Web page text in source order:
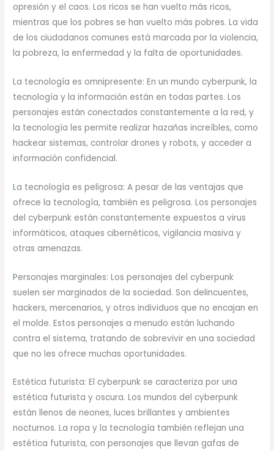
opresión y el caos. Los ricos se han vuelto más ricos,
mientras que los pobres se han vuelto más pobres. La vida
de los ciudadanos comunes está marcada por la violencia,
la pobreza, la enfermedad y la falta de oportunidades.
La tecnología es omnipresente: En un mundo cyberpunk, la
tecnología y la información están en todas partes. Los
personajes están conectados constantemente a la red, y
la tecnología les permite realizar hazañas increíbles, como
hackear sistemas, controlar drones y robots, y acceder a
información confidencial.
La tecnología es peligrosa: A pesar de las ventajas que
ofrece la tecnología, también es peligrosa. Los personajes
del cyberpunk están constantemente expuestos a virus
informáticos, ataques cibernéticos, vigilancia masiva y
otras amenazas.
Personajes marginales: Los personajes del cyberpunk
suelen ser marginados de la sociedad. Son delincuentes,
hackers, mercenarios, y otros individuos que no encajan en
el molde. Estos personajes a menudo están luchando
contra el sistema, tratando de sobrevivir en una sociedad
que no les ofrece muchas oportunidades.
Estética futurista: El cyberpunk se caracteriza por una
estética futurista y oscura. Los mundos del cyberpunk
están llenos de neones, luces brillantes y ambientes
nocturnos. La ropa y la tecnología también reflejan una
estética futurista, con personajes que llevan gafas de